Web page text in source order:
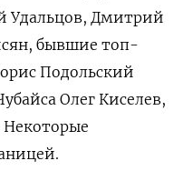
Удальцов, Дмитрий
бывшие топ-
Подольский
Олег Киселев,